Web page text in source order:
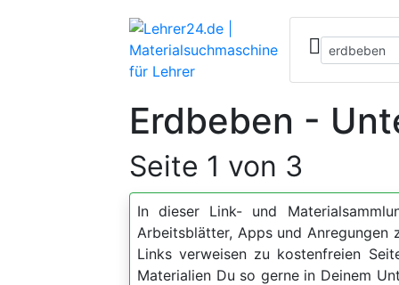
Erdbeben -
Seite 1 von 3
In dieser Link- und
Arbeitsblätter, Apps und Anregungen
Links verweisen zu kostenfreien
Materialien Du so gerne in Deinem